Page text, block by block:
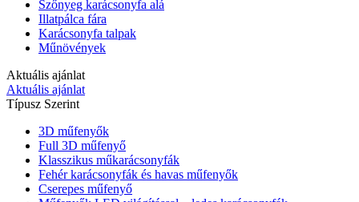
Szőnyeg karácsonyfa alá
Illatpálca fára
Karácsonyfa talpak
Műnövények
Aktuális ajánlat
Aktuális ajánlat
Típusz Szerint
3D műfenyők
Full 3D műfenyő
Klasszikus műkarácsonyfák
Fehér karácsonyfák és havas műfenyők
Cserepes műfenyő